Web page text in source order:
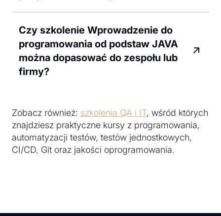
Czy szkolenie Wprowadzenie do
programowania od podstaw JAVA
można dopasować do zespołu lub
firmy?
Zobacz również: szkolenia QA i IT, wśród których
znajdziesz praktyczne kursy z programowania,
automatyzacji testów, testów jednostkowych,
CI/CD, Git oraz jakości oprogramowania.